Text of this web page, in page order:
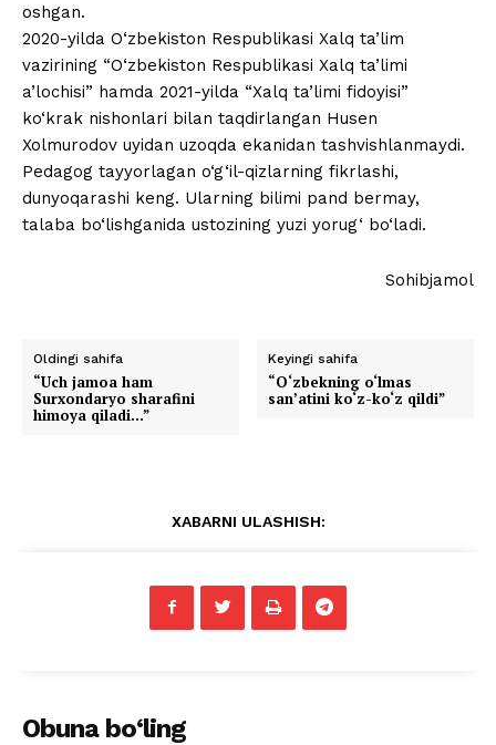
oshgan.
2020-yilda O‘zbekiston Respublikasi Xalq ta’lim
vazirining “O‘zbekiston Respublikasi Xalq ta’limi
a’lochisi” hamda 2021-yilda “Xalq ta’limi fidoyisi”
ko‘krak nishonlari bilan taqdirlangan Husen
Xolmurodov uyidan uzoqda ekanidan tashvishlanmaydi.
Pedagog tayyorlagan o‘g‘il-qizlarning fikrlashi,
dunyoqarashi keng. Ularning bilimi pand bermay,
talaba bo‘lishganida ustozining yuzi yorug‘ bo‘ladi.
Sohibjamol
Oldingi sahifa
“Uch jamoa ham
Surxondaryo sharafini
himoya qiladi…”
Keyingi sahifa
“O‘zbekning o‘lmas
san’atini ko‘z-ko‘z qildi”
XABARNI ULASHISH:
Obuna bo‘ling